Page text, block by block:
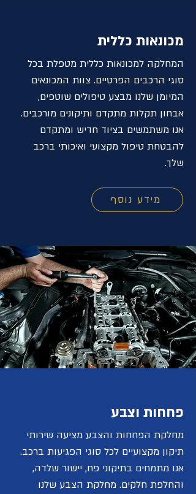
מכונאות כללית
המחלקה למכונאות כללית מטפלת בכל
סוגי הרכבים הפרטיים. צוות המכונאים
המיומן שלנו מבצע טיפולים שוטפים,
אבחון תקלות מתקדם ותיקונים מורכבים.
אנו משתמשים בציוד חדיש ומתקדם
להבטחת טיפול מקצועי ואיכותי ברכב
שלך.
מידע נוסף
פחחות וצבע
מחלקת הפחחות והצבע מציעה שירותי
תיקון מקצועיים לכל סוגי הפגיעות ברכב.
אנו מתמחים בתיקוני פח, יישור שלדה,
והחלפת חלקים. מחלקת הצבע שלנו